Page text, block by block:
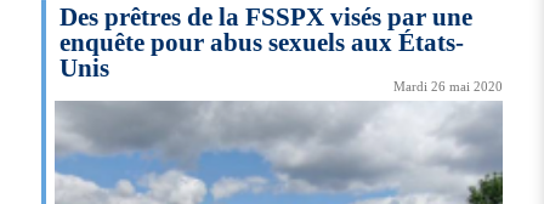
Des prêtres de la FSSPX visés par une
enquête pour abus sexuels aux États-
Unis
Mardi 26 mai 2020